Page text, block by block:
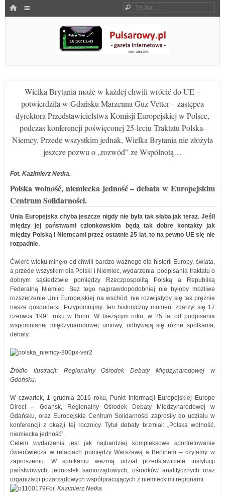
HOME Szukaj
Pulsarowy.pl
Wielka Brytania może w każdej chwili wrócić do UE –
potwierdziła w Gdańsku Marzenna Guz-Vetter – zastępca
dyrektora Przedstawicielstwa Komisji Europejskiej w Polsce,
podczas konferencji poświęconej 25-leciu Traktatu Polska-
Niemcy. Przede wszystkim jednak, Wielka Brytania nie złożyła
jeszcze pozwu o „rozwód” ze Wspólnotą…
Fot. Kazimierz Netka.
Polska wolność, niemiecka jedność – debata w Europejskim
Centrum Solidarności.
Unia Europejska chyba jeszcze nigdy nie była tak słaba jak teraz. Jeśli
między jej państwami członkowskim będą tak dobre kontakty jak
między Polską i Niemcami przez ostatnie 25 lat, to na pewno UE się nie
rozpadnie.
Ćwierć wieku minęło od chwili bardzo ważnego dla historii Europy, świata,
a przede wszystkim dla Polski i Niemiec, wydarzenia: podpisania traktatu o
dobrym sąsiedztwie pomiędzy Rzeczpospolitą Polską a Republiką
Federalną Niemiec. Bez tego najprawdopodobniej nie byłoby możliwe
rozszerzenie Unii Europejskiej na wschód, nie rozwijałyby się tak prężnie
nasze gospodarki. Przypomnijmy: ten historyczny moment zdarzył się 17
czerwca 1991 roku w Bonn. W bieżącym roku, w 25 lat od podpisania
wspomnianej międzynarodowej umowy, odbywają się różne spotkania,
debaty.
Źródło ilustracji: Regionalny Ośrodek Debaty Międzynarodowej w
Gdańsku.
W czwartek, 1 grudnia 2016 roku, Punkt Informacji Europejskiej Europe
Direct – Gdańsk, Regionalny Ośrodek Debaty Międzynarodowej w
Gdańsku, oraz Europejskie Centrum Solidarności zaprosiły do udziału w
konferencji z okazji tej rocznicy. Tytuł debaty brzmiał: „Polska wolność,
niemiecka jedność”.
Celem wydarzenia jest jak najbardziej kompleksowe sportretowanie
ćwierćwiecza w relacjach pomiędzy Warszawą a Berlinem – czytamy w
zaproszeniu. W spotkaniu wezmą udział przedstawiciele instytucji
państwowych, jednostek samorządowych, ośrodków analitycznych oraz
organizacji pozarządowych współpracujących z niemieckimi regionami.
Fot. Kazimierz Netka